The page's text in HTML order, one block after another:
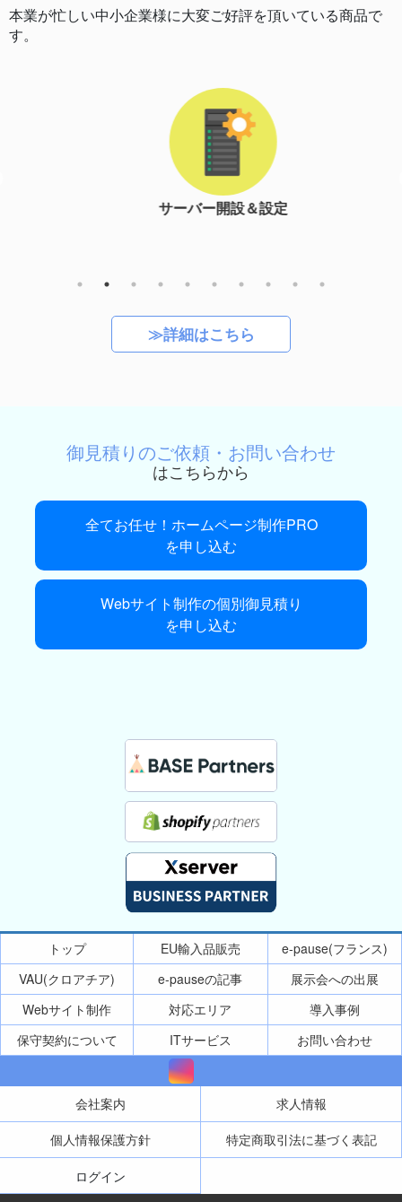
本業が忙しい中小企業様に大変ご好評を頂いている商品で
す。
サーバー開設＆設定
≫詳細はこちら
御見積りのご依頼・お問い合わせ
はこちらから
全てお任せ！ホームページ制作PRO
を申し込む
Webサイト制作の個別御見積り
を申し込む
トップ EU輸入品販売
e-pause(フランス)
VAU(クロアチア)
e-pauseの記事
展示会への出展
Webサイト制作
対応エリア
導入事例
保守契約について
ITサービス お問い合わせ
会社案内
求人情報
個人情報保護方針
特定商取引法に基づく表記
ログイン